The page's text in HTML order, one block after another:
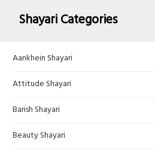
Shayari Categories
Aankhein Shayari
Attitude Shayari
Barish Shayari
Beauty Shayari